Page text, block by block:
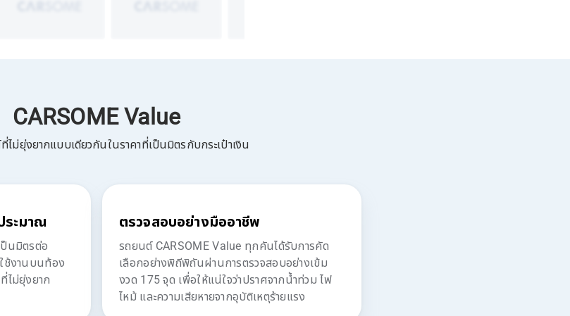
CARSOME Value
ไม่ยุ่งยากแบบเดียวกันในราคาที่เป็นมิตรกับกระเป๋าเงิน
ระมาณ
นมิตรต่อ
ช้งานบนท้อง
ไม่ยุ่งยาก
ตรวจสอบอย่างมืออาชีพ
รถยนต์ CARSOME Value ทุกคันได้รับการคัด
เลือกอย่างพิถีพิถันผ่านการตรวจสอบอย่างเข้ม
งวด 175 จุด เพื่อให้แน่ใจว่าปราศจากน้ำท่วม ไฟ
ไหม้ และความเสียหายจากอุบัติเหตุร้ายแรง